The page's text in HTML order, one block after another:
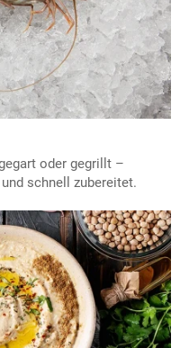
oder gegrillt –
schnell zubereitet.